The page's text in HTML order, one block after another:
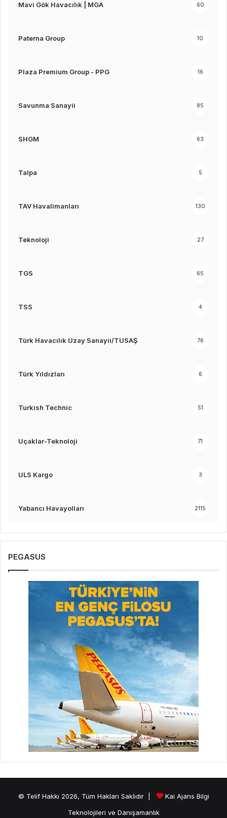
Mavi Gök Havacılık | MGA 60
Paterna Group 10
Plaza Premium Group - PPG 16
Savunma Sanayii 85
SHGM 63
Talpa 5
TAV Havalimanları 130
Teknoloji 27
TGS 65
TSS 4
Türk Havacılık Uzay Sanayii/TUSAŞ 76
Türk Yıldızları 6
Turkish Technic 51
Uçaklar-Teknoloji 71
ULS Kargo 3
Yabancı Havayolları 2115
PEGASUS
© Telif Hakkı 2026, Tüm Hakları Saklıdır |
Kai Ajans Bilgi
Teknolojileri ve Danışamanlık